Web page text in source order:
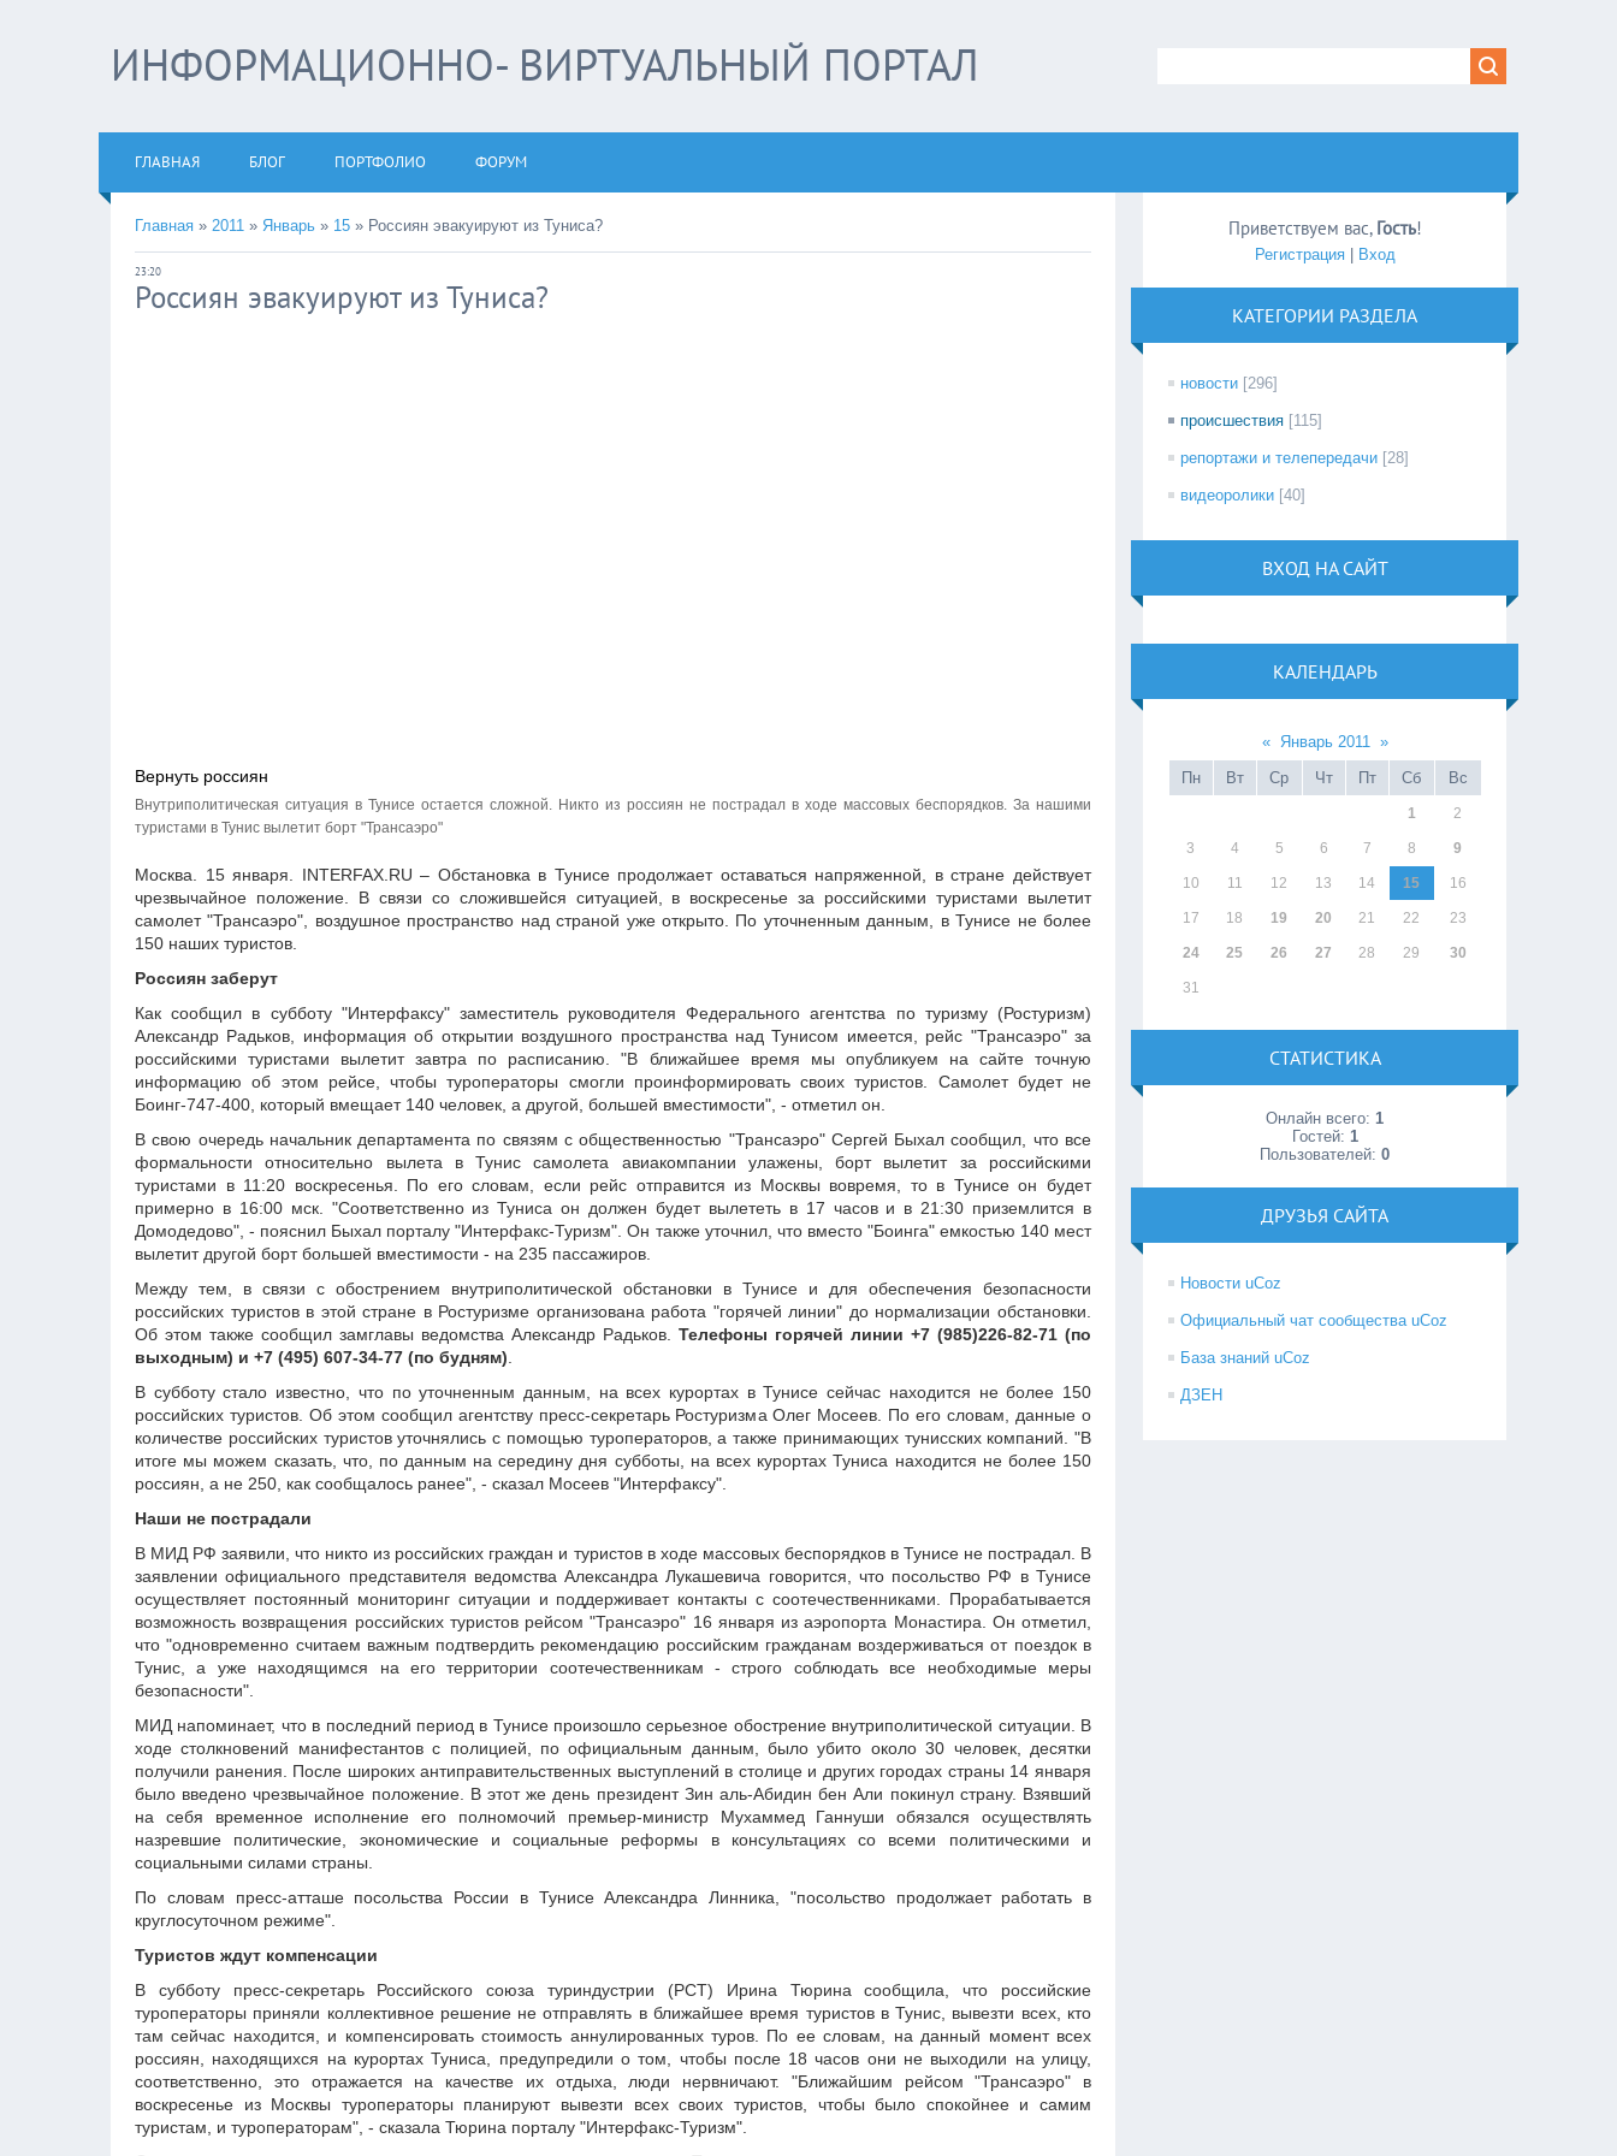
ИНФОРМАЦИОННО- ВИРТУАЛЬНЫЙ ПОРТАЛ
ГЛАВНАЯ БЛОГ ПОРТФОЛИО ФОРУМ
Главная » 2011 » Январь » 15 » Россиян эвакуируют из Туниса?
23:20
Россиян эвакуируют из Туниса?
Вернуть россиян
Внутриполитическая ситуация в Тунисе остается сложной. Никто из россиян не пострадал в ходе массовых беспорядков. За нашими
туристами в Тунис вылетит борт "Трансаэро"
Москва. 15 января. INTERFAX.RU – Обстановка в Тунисе продолжает оставаться напряженной, в стране действует
чрезвычайное положение. В связи со сложившейся ситуацией, в воскресенье за российскими туристами вылетит
самолет "Трансаэро", воздушное пространство над страной уже открыто. По уточненным данным, в Тунисе не более
150 наших туристов.
Россиян заберут
Как сообщил в субботу "Интерфаксу" заместитель руководителя Федерального агентства по туризму (Ростуризм)
Александр Радьков, информация об открытии воздушного пространства над Тунисом имеется, рейс "Трансаэро" за
российскими туристами вылетит завтра по расписанию. "В ближайшее время мы опубликуем на сайте точную
информацию об этом рейсе, чтобы туроператоры смогли проинформировать своих туристов. Самолет будет не
Боинг-747-400, который вмещает 140 человек, а другой, большей вместимости", - отметил он.
В свою очередь начальник департамента по связям с общественностью "Трансаэро" Сергей Быхал сообщил, что все
формальности относительно вылета в Тунис самолета авиакомпании улажены, борт вылетит за российскими
туристами в 11:20 воскресенья. По его словам, если рейс отправится из Москвы вовремя, то в Тунисе он будет
примерно в 16:00 мск. "Соответственно из Туниса он должен будет вылететь в 17 часов и в 21:30 приземлится в
Домодедово", - пояснил Быхал порталу "Интерфакс-Туризм". Он также уточнил, что вместо "Боинга" емкостью 140 мест
вылетит другой борт большей вместимости - на 235 пассажиров.
Между тем, в связи с обострением внутриполитической обстановки в Тунисе и для обеспечения безопасности
российских туристов в этой стране в Ростуризме организована работа "горячей линии" до нормализации обстановки.
Об этом также сообщил замглавы ведомства Александр Радьков. Телефоны горячей линии +7 (985)226-82-71 (по
выходным) и +7 (495) 607-34-77 (по будням)
В субботу стало известно, что по уточненным данным, на всех курортах в Тунисе сейчас находится не более 150
российских туристов. Об этом сообщил агентству пресс-секретарь Ростуризма Олег Мосеев. По его словам, данные о
количестве российских туристов уточнялись с помощью туроператоров, а также принимающих тунисских компаний. "В
итоге мы можем сказать, что, по данным на середину дня субботы, на всех курортах Туниса находится не более 150
россиян, а не 250, как сообщалось ранее", - сказал Мосеев "Интерфаксу".
Наши не пострадали
В МИД РФ заявили, что никто из российских граждан и туристов в ходе массовых беспорядков в Тунисе не пострадал. В
заявлении официального представителя ведомства Александра Лукашевича говорится, что посольство РФ в Тунисе
осуществляет постоянный мониторинг ситуации и поддерживает контакты с соотечественниками. Прорабатывается
возможность возвращения российских туристов рейсом "Трансаэро" 16 января из аэропорта Монастира. Он отметил,
что "одновременно считаем важным подтвердить рекомендацию российским гражданам воздерживаться от поездок в
Тунис, а уже находящимся на его территории соотечественникам - строго соблюдать все необходимые меры
безопасности".
МИД напоминает, что в последний период в Тунисе произошло серьезное обострение внутриполитической ситуации. В
ходе столкновений манифестантов с полицией, по официальным данным, было убито около 30 человек, десятки
получили ранения. После широких антиправительственных выступлений в столице и других городах страны 14 января
было введено чрезвычайное положение. В этот же день президент Зин аль-Абидин бен Али покинул страну. Взявший
на себя временное исполнение его полномочий премьер-министр Мухаммед Ганнуши обязался осуществлять
назревшие политические, экономические и социальные реформы в консультациях со всеми политическими и
социальными силами страны.
По словам пресс-атташе посольства России в Тунисе Александра Линника, "посольство продолжает работать в
круглосуточном режиме".
Туристов ждут компенсации
В субботу пресс-секретарь Российского союза туриндустрии (РСТ) Ирина Тюрина сообщила, что российские
туроператоры приняли коллективное решение не отправлять в ближайшее время туристов в Тунис, вывезти всех, кто
там сейчас находится, и компенсировать стоимость аннулированных туров. По ее словам, на данный момент всех
россиян, находящихся на курортах Туниса, предупредили о том, чтобы после 18 часов они не выходили на улицу,
соответственно, это отражается на качестве их отдыха, люди нервничают. "Ближайшим рейсом "Трансаэро" в
воскресенье из Москвы туроператоры планируют вывезти всех своих туристов, чтобы было спокойнее и самим
туристам, и туроператорам", - сказала Тюрина порталу "Интерфакс-Туризм".
Приветствуем вас, Гость!
Регистрация| Вход
КАТЕГОРИИ РАЗДЕЛА
новости [296]
происшествия [115]
репортажи и телепередачи [28]
видеоролики [40]
ВХОД НА САЙТ
КАЛЕНДАРЬ
« Январь 2011 »
Пн
Вт Ср Чт Пт Сб Вс
1 2
3 4 5 6 7 8 9
10 11 12 13 14 15 16
17 18 19 20 21 22 23
24 25 26 27 28 29 30
31
СТАТИСТИКА
Онлайн всего:1
Гостей: 1
Пользователей:0
ДРУЗЬЯ САЙТА
Новости uCoz
Официальный чат сообщества uCoz
База знаний uCoz
ДЗЕН